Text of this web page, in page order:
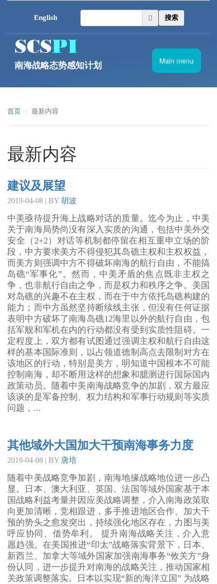
南海战略态势感知计划
搜索
English
Main menu
首页 最新内容
最新内容
建议及展望
2019-04-08 | BY 胡波
中美亟待提升海上战略对话的质量。迄今为止，中美
关于南海局势尚没有深入实质的沟通，包括中美外交
安全（2+2）对话等机制都停留在相互重申立场的阶
段，中方要求美方不得侵犯其岛礁主权和主权权益，
而美方则强调中方不得破坏南海的航行自由，不能搞
岛礁“军事化”。然而，中美矛盾的焦点既非主权之
争，也非航行自由之争，而是权力和秩序之争。美国
对岛礁的兴趣不在主权，而在于中方依托岛礁构建的
能力；而中方虽然坚持断续线主张，但没有任何证据
表明中方破坏了南海岛礁12海里以外的航行自由，包
括军舰和军机在内的行动都没有受到实质性阻碍。一
定程度上，双方都有试图通过强调主权和航行自由这
样的基本国际准则，以占领道德制高点去限制对方在
该地区的行动，特别是美方，明知道中国根本不可能
控制南海，却不断用这样的想象和臆测进行国际国内
政策动员。随着中美南海战略竞争的加剧，双方最应
该谈的是军备控制、权力结构和军事行动规则等实质
问题，...
其他域外大国加大干预南海事务力度
2019-04-08 | BY 唐培
随着中美战略竞争加剧，南海地缘战略地位进一步凸
显。日本、澳大利亚、英国、法国等域外国家基于本
国战略利益考量并因应美战略调整，介入南海政策取
向更加清晰，竞相跟进，多手推进地区合作、加大干
预的势头之愈发突出，持续强化地区存在，力图与美
呼应协同、借势牟利。 提升南海战略关注，介入意
愿趋强。在美国推进“印太”战略落实背景下，日本、
新西兰、加拿大等域外国家加强南海事务“攸关方”身
份认同，进一步提升对南海的战略关注，推动国家相
关政策调整落实。日本以实现“新的海洋立国” 为战略